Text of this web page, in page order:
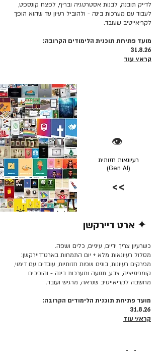
לדייק תובנה, לבנות אסטרטגיה ובריף, לפצח קונספט,
לעבוד עם מערכות בינה - ולהוביל רעיון עד שהוא הופך
לקריאייטיב שעובד.
מועד פתיחת תוכנית הלימודים הקרובה:
31.8.26
קרא/י עוד
👁️
רעיונאות חזותית
(Gen AI)
>>
✦ ארט דיירקשן
כשרעיון צריך ידיים, עיניים, כלים ושפה.
מסלול רעיונאות מלא + יום התמחות בארט־דיירקשן:
מפרקים רעיונות, בונים שפות חזותיות, עובדים עם דימוי,
קומפוזיציה, צבע, תנועה ומערכות בינה - והופכים
מחשבה לקריאייטיב שנראה, מרגיש ועובד.
מועד פתיחת תוכנית הלימודים הקרובה:
31.8.26
קרא/י עוד